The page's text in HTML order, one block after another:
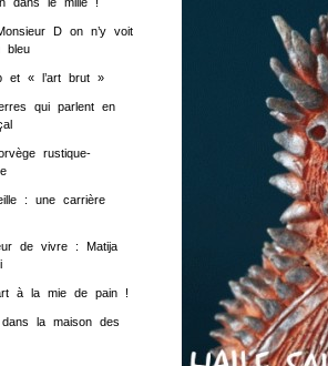
D on n’y voit
bleu
et « l’art brut »
qui parlent en
rustique-
: une carrière
de vivre : Matija
à la mie de pain !
la maison des